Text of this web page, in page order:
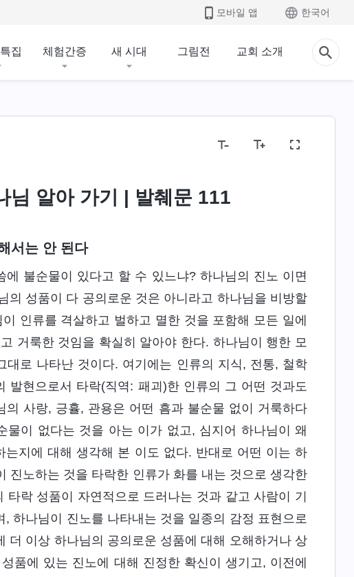
모바일 앱 한국어
집 체험간증 새 시대 그림전 교회 소개
알아 가기 | 발췌문 111
서는 안 된다
불순물이 있다고 할 수 있느냐? 하나님의 진노 이면
의 성품이 다 공의로운 것은 아니라고 하나님을 비방할
인류를 격살하고 벌하고 멸한 것을 포함해 모든 일에
거룩한 것임을 확실히 알아야 한다. 하나님이 행한 모
로 나타난 것이다. 여기에는 인류의 지식, 전통, 철학
발현으로서 타락(직역: 패괴)한 인류의 그 어떤 것과도
사랑, 긍휼, 관용은 어떤 흠과 불순물 없이 거룩하다
이 없다는 것을 아는 이가 없고, 심지어 하나님이 왜
지에 대해 생각해 본 이도 없다. 반대로 어떤 이는 하
진노하는 것을 타락한 인류가 화를 내는 것으로 생각한
락 성품이 자연적으로 드러나는 것과 같고 사람이 기
하나님이 진노를 나타내는 것을 일종의 감정 표현으로
더 이상 하나님의 공의로운 성품에 대해 오해하거나 상
품에 있는 진노에 대해 진정한 확신이 생기고, 이전에